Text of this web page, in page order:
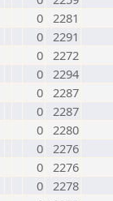
0 2281
0 2291
0 2272
0 2294
0 2287
0 2287
0 2280
0 2276
0 2276
0 2278